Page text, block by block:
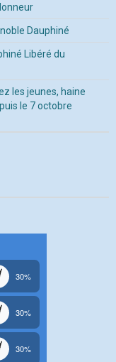
Dauphiné
Libéré du
les jeunes, haine
le 7 octobre